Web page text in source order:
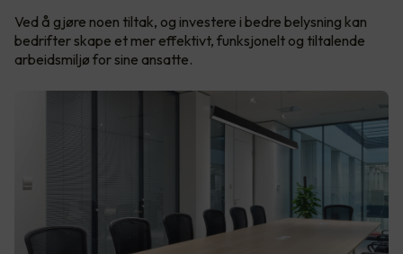
Ved å gjøre noen tiltak, og investere i bedre belysning kan
bedrifter skape et mer effektivt, funksjonelt og tiltalende
arbeidsmiljø for sine ansatte.